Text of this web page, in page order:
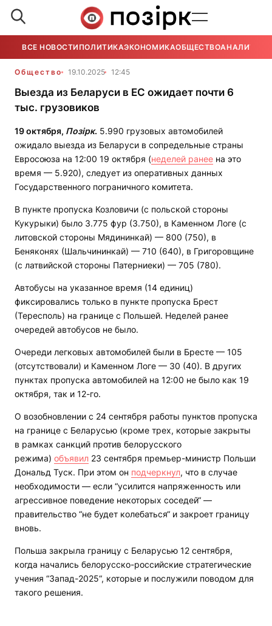
ВСЕ НОВОСТИ ПОЛИТИКАЭКОНОМИКАОБЩЕСТВОАНАЛИТИКА
Общество 19.10.2025 12:45
Выезда из Беларуси в ЕС ожидает почти 6
тыс. грузовиков
19 октября, Позірк. 5.990 грузовых автомобилей
ожидало выезда из Беларуси в сопредельные страны
Евросоюза на 12:00 19 октября (неделей ранее на это
время — 5.920), следует из оперативных данных
Государственного пограничного комитета.
В пункте пропуска Козловичи (с польской стороны
Кукурыки) было 3.775 фур (3.750), в Каменном Логе (с
литовской стороны Мядининкай) — 800 (750), в
Беняконях (Шальчининкай) — 710 (640), в Григоровщине
(с латвийской стороны Патерниеки) — 705 (780).
Автобусы на указанное время (14 единиц)
фиксировались только в пункте пропуска Брест
(Тересполь) на границе с Польшей. Неделей ранее
очередей автобусов не было.
Очереди легковых автомобилей были в Бресте — 105
(отсутствовали) и Каменном Логе — 30 (40). В других
пунктах пропуска автомобилей на 12:00 не было как 19
октября, так и 12-го.
О возобновлении с 24 сентября работы пунктов пропуска
на границе с Беларусью (кроме трех, которые закрыты
в рамках санкций против белорусского
режима) объявил 23 сентября премьер-министр Польши
Дональд Туск. При этом он подчеркнул, что в случае
необходимости — если “усилится напряженность или
агрессивное поведение некоторых соседей“ —
правительство “не будет колебаться“ и закроет границу
вновь.
Польша закрыла границу с Беларусью 12 сентября,
когда начались белорусско-российские стратегические
учения “Запад-2025“, которые и послужили поводом для
такого решения.